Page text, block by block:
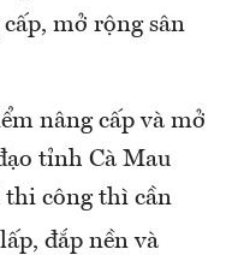
mở rộng sân
nâng cấp và mở
tỉnh Cà Mau
thi công thì cần
đắp nền và